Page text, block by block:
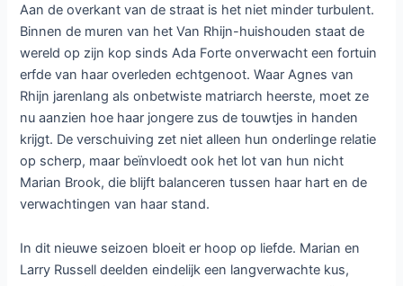
Aan de overkant van de straat is het niet minder turbulent.
Binnen de muren van het Van Rhijn-huishouden staat de
wereld op zijn kop sinds Ada Forte onverwacht een fortuin
erfde van haar overleden echtgenoot. Waar Agnes van
Rhijn jarenlang als onbetwiste matriarch heerste, moet ze
nu aanzien hoe haar jongere zus de touwtjes in handen
krijgt. De verschuiving zet niet alleen hun onderlinge relatie
op scherp, maar beïnvloedt ook het lot van hun nicht
Marian Brook, die blijft balanceren tussen haar hart en de
verwachtingen van haar stand.
In dit nieuwe seizoen bloeit er hoop op liefde. Marian en
Larry Russell deelden eindelijk een langverwachte kus,